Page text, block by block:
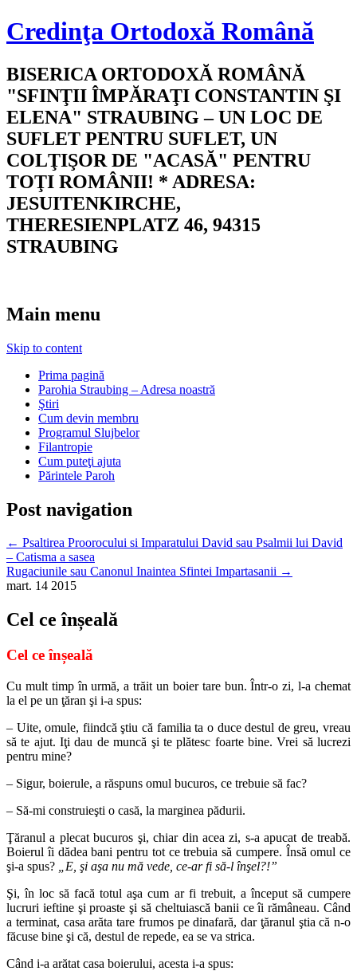
Credinţa Ortodoxă Română
BISERICA ORTODOXĂ ROMÂNĂ
"SFINŢII ÎMPĂRAŢI CONSTANTIN ŞI
ELENA" STRAUBING – UN LOC DE
SUFLET PENTRU SUFLET, UN
COLŢIŞOR DE "ACASĂ" PENTRU
TOŢI ROMÂNII! * ADRESA:
JESUITENKIRCHE,
THERESIENPLATZ 46, 94315
STRAUBING
Main menu
Skip to content
Prima pagină
Parohia Straubing – Adresa noastră
Ştiri
Cum devin membru
Programul Slujbelor
Filantropie
Cum puteţi ajuta
Părintele Paroh
Post navigation
← Psaltirea Proorocului si Imparatului David sau Psalmii lui David
– Catisma a sasea
Rugaciunile sau Canonul Inaintea Sfintei Impartasanii →
mart. 14 2015
Cel ce înșeală
Cel ce înșeală
Cu mult timp în urmă, a trăit un boier tare bun. Într-o zi, l-a chemat
la el pe un ţăran şi i-a spus:
– Uite, omule, fiindcă ştiu că familia ta o duce destul de greu, vreau
să te ajut. Iţi dau de muncă şi te plătesc foarte bine. Vrei să lucrezi
pentru mine?
– Sigur, boierule, a răspuns omul bucuros, ce trebuie să fac?
– Să-mi construieşti o casă, la marginea pădurii.
Ţăranul a plecat bucuros şi, chiar din acea zi, s-a apucat de treabă.
Boierul îi dădea bani pentru tot ce trebuia să cumpere. Însă omul ce
şi-a spus?
„E, şi aşa nu mă vede, ce-ar fi să-l înşel?!”
Şi, în loc să facă totul aşa cum ar fi trebuit, a început să cumpere
lucruri ieftine şi proaste şi să cheltuiască banii ce îi rămâneau. Când
a terminat, casa arăta tare frumos pe dinafară, dar ţăranul ştia că n-o
făcuse bine şi că, destul de repede, ea se va strica.
Când i-a arătat casa boierului, acesta i-a spus: